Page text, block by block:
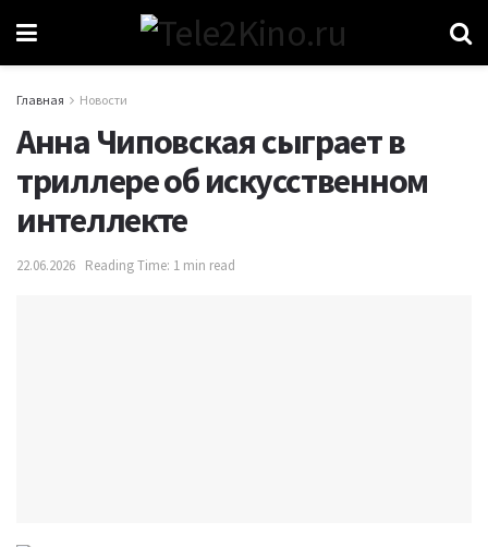
Главная Новости
Анна Чиповская сыграет в
триллере об искусственном
интеллекте
22.06.2026 Reading Time: 1 min read